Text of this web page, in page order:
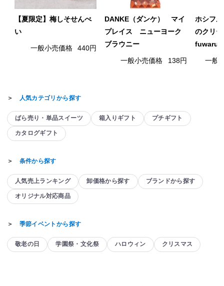
【夏限定】梅しそせんべ
い
一般小売価格 440円
DANKE（ダンケ） マイ
プレイス ニューヨーク
ブラウニー
一般小売価格 138円
ホシフ
のクリ
fuwaru
一般
＞ 人気カテゴリから探す
ばら売り・単品スイーツ 箱入りギフト プチギフト
カタログギフト
＞ 条件から探す
人気売上ランキング 卸価格から探す ブランドから探す
オリジナル対応商品
＞ 季節イベントから探す
敬老の日 学園祭・文化祭 ハロウィン クリスマス